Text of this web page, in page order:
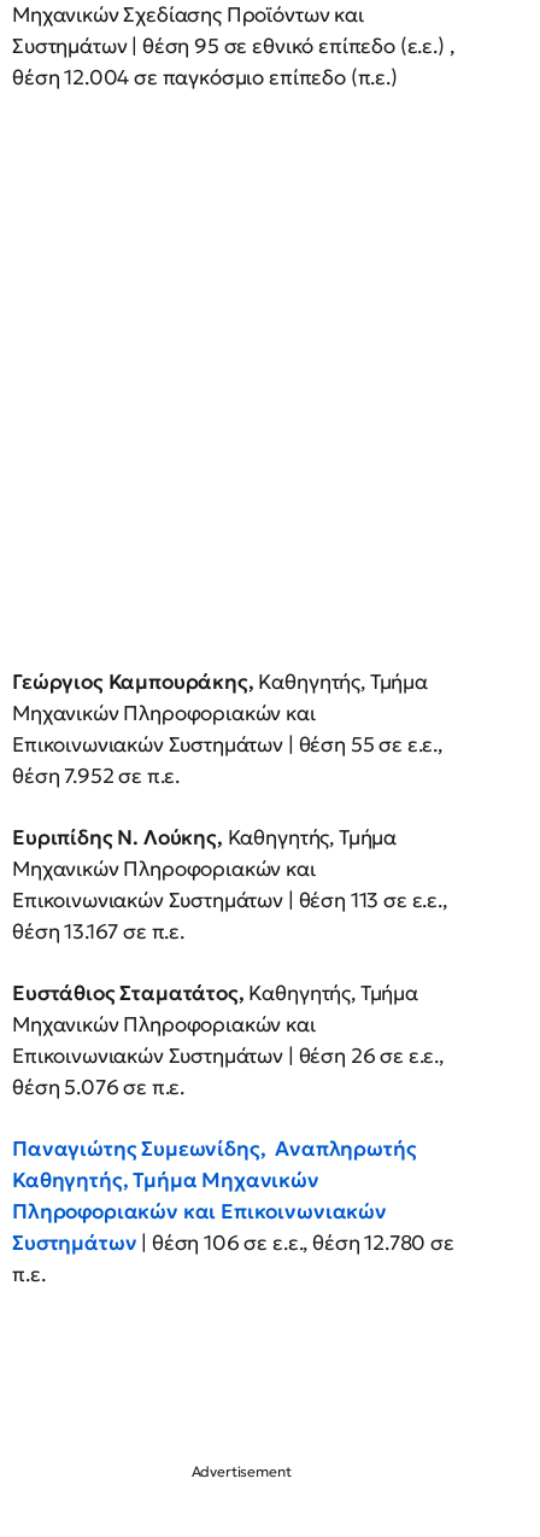
Μηχανικών Σχεδίασης Προϊόντων και
Συστημάτων | θέση 95 σε εθνικό επίπεδο (ε.ε.) ,
θέση 12.004 σε παγκόσμιο επίπεδο (π.ε.)
Γεώργιος Καμπουράκης, Καθηγητής, Τμήμα
Μηχανικών Πληροφοριακών και
Επικοινωνιακών Συστημάτων | θέση 55 σε ε.ε.,
θέση 7.952 σε π.ε.
Ευριπίδης Ν. Λούκης, Καθηγητής, Τμήμα
Μηχανικών Πληροφοριακών και
Επικοινωνιακών Συστημάτων | θέση 113 σε ε.ε.,
θέση 13.167 σε π.ε.
Ευστάθιος Σταματάτος, Καθηγητής, Τμήμα
Μηχανικών Πληροφοριακών και
Επικοινωνιακών Συστημάτων | θέση 26 σε ε.ε.,
θέση 5.076 σε π.ε.
Παναγιώτης Συμεωνίδης,Αναπληρωτής
Καθηγητής, Τμήμα Μηχανικών
Πληροφοριακών και Επικοινωνιακών
Συστημάτων | θέση 106 σε ε.ε., θέση 12.780 σε
π.ε.